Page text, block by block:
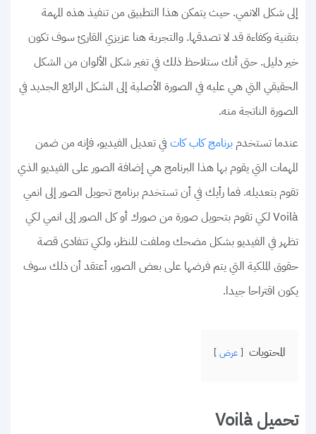
إلى شكل الانمي. حيث يتمكن هذا التطبيق من تنفيذ هذه المهمة
بتقنية وكفاءة قد لا تصدقها. والتجربة هنا عزيزي القارئ سوف تكون
خير دليل. حتى أنك ستلاحظ ذلك في تغير شكل الألوان من الشكل
الحقيقي التي هي عليه في الصورة الأصلية إلى الشكل الرائع الجديد في
الصورة الناتجة منه.
عندما تستخدم برنامج كاب كات في تعديل الفيديو، فإنه من ضمن
المهمات التي يقوم بها هذا البرنامج هي إضافة الصور على الفيديو الذي
تقوم بتعديله. فما رأيك في أن تستخدم برنامج تحويل الصور إلى انمي
Voilà لكي تقوم بتحويل صورة من صورك أو كل الصور إلى انمي لكي
تظهر في الفيديو بشكل مضحك وملفت للنظر، ولكي تتفادى قصة
حقوق الملكية التي يتم فرضها على بعض الصور، أعتقد أن ذلك سوف
يكون اقتراحا جيدا.
المحتويات عرض
تحميل Voilà